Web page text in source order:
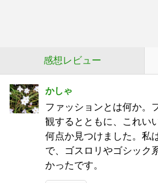
感想レビュー
かしゃ
ファッションとは何か。
観するとともに、これい
何点か見つけました。私
で、ゴスロリやゴシック
かったです。